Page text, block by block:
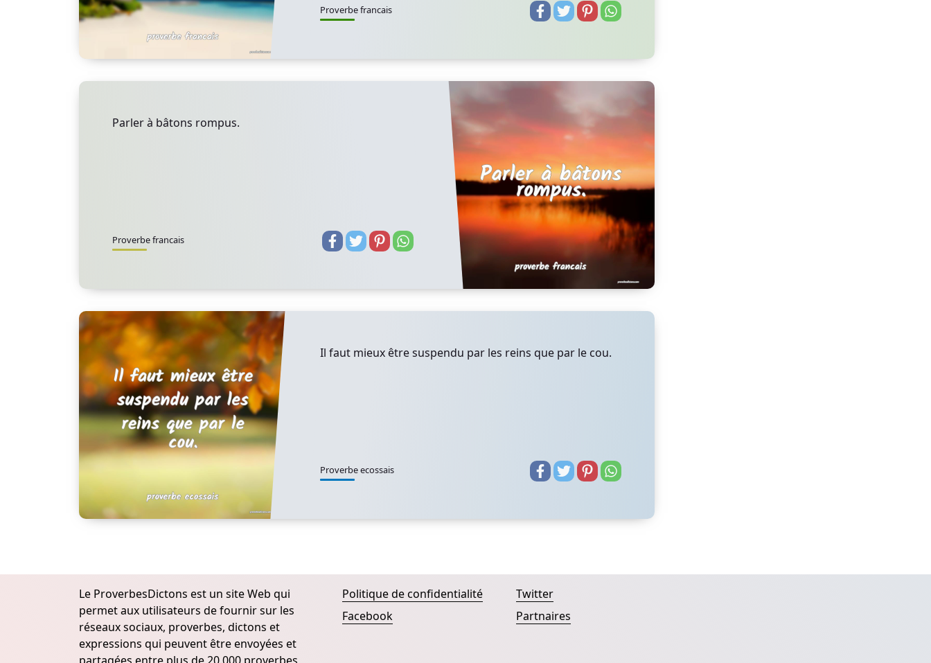
Proverbe francais
Parler à bâtons rompus.
Proverbe francais
Il faut mieux être suspendu par les reins que par le cou.
Proverbe ecossais
Le ProverbesDictons est un site Web qui
permet aux utilisateurs de fournir sur les
réseaux sociaux, proverbes, dictons et
expressions qui peuvent être envoyées et
Politique de confidentialité
Facebook
Twitter
Partnaires